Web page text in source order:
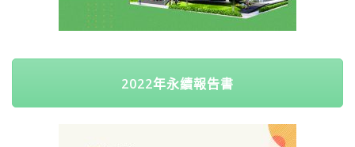
2022年永續報告書